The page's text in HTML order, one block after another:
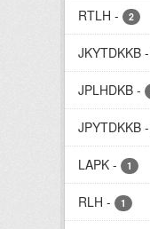
RTLH - 2
JKYTDKKB -
JPLHDKB -
JPYTDKKB -
LAPK - 1
RLH - 1